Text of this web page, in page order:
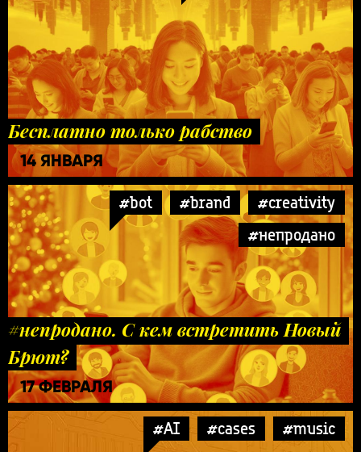
Бесплатно только рабство
14 ЯНВАРЯ
#bot #brand
#creativity
#непродано
#непродано. С кем встретить Новый
Брют?
17 ФЕВРАЛЯ
#AI #cases #music